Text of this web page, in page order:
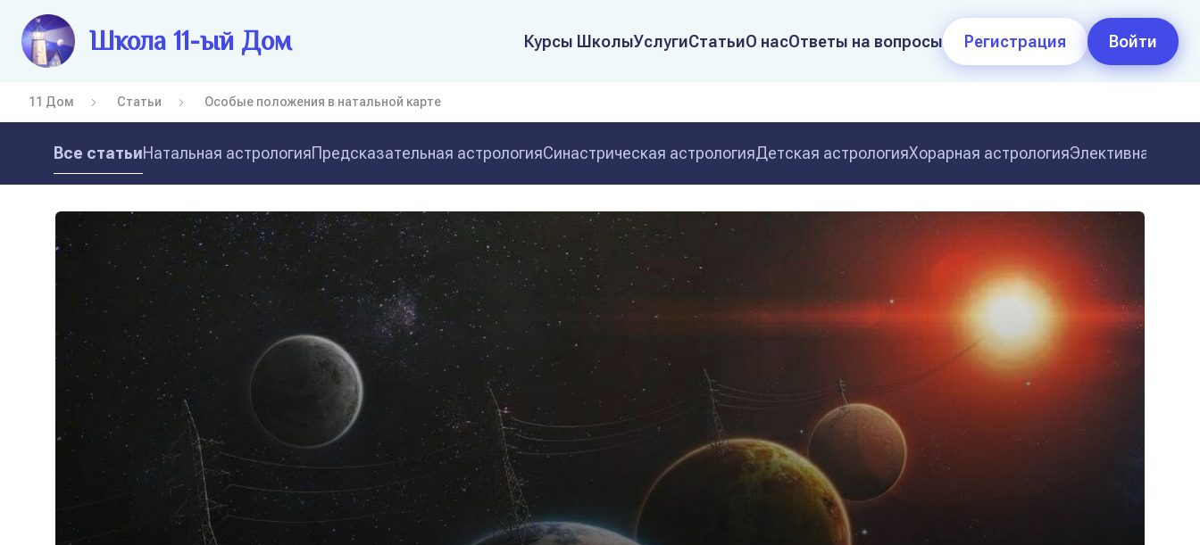
Школа 11-ый Дом Курсы ШколыУслугиСтатьиО насОтветы на вопросы Регистрация Войти
11 Дом Статьи Особые положения в натальной карте
Все статьиНатальная астрологияПредсказательная астрологияСинастрическая астрологияДетская астрологияХорарная астрологияЭлективная